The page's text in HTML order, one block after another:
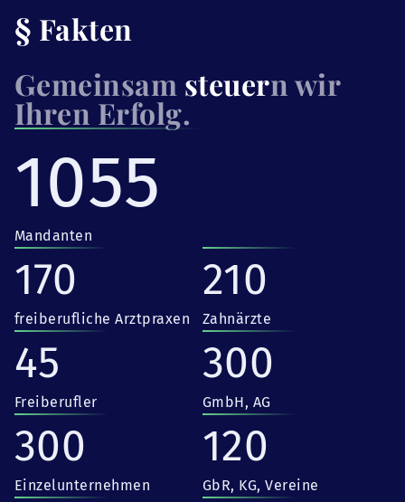
§ Fakten
Gemeinsam steuern wir
Ihren Erfolg.
1055
Mandanten
170
freiberufliche Arztpraxen
210
Zahnärzte
45
Freiberufler
300
GmbH, AG
300
Einzelunternehmen
120
GbR, KG, Vereine